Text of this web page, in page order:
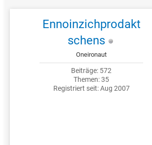
Ennoinzichprodakt
schens
Oneironaut
Beiträge: 572
Themen: 35
Registriert seit: Aug 2007